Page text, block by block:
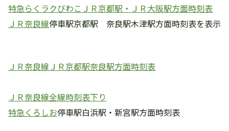
特急らくラクびわこＪＲ京都駅・ＪＲ大阪駅方面時刻表
ＪＲ奈良線停車駅京都駅 奈良駅木津駅方面時刻表を表示
ＪＲ奈良線ＪＲ京都駅奈良駅方面時刻表
ＪＲ奈良線全線時刻表下り
特急くろしお停車駅白浜駅・新宮駅方面時刻表